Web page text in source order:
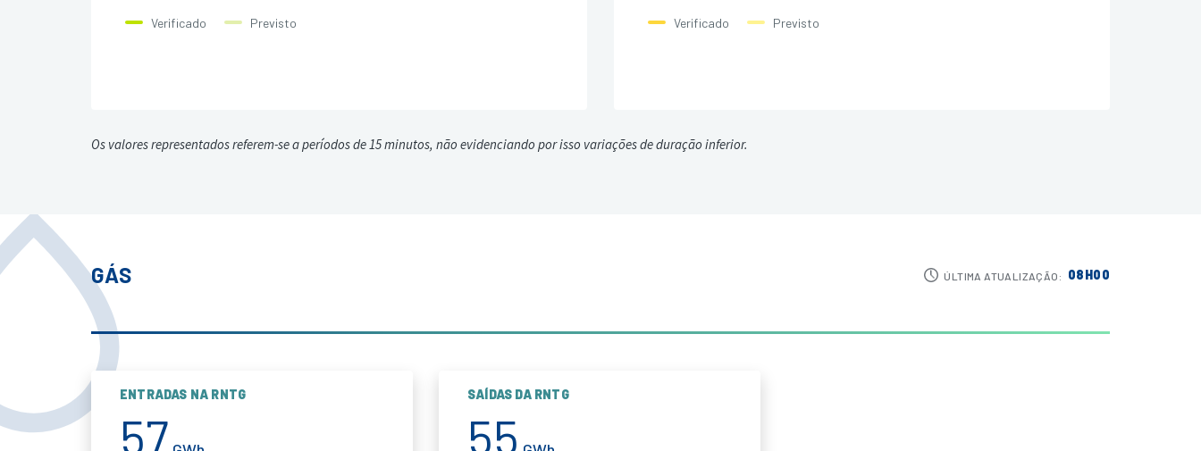
Verificado Previsto Verificado Previsto
Os valores representados referem-se a períodos de 15 minutos, não evidenciando por isso variações de duração inferior.
GÁS ÚLTIMA ATUALIZAÇÃO: 08H00
ENTRADAS NA RNTG
57
SAÍDAS DA RNTG
55